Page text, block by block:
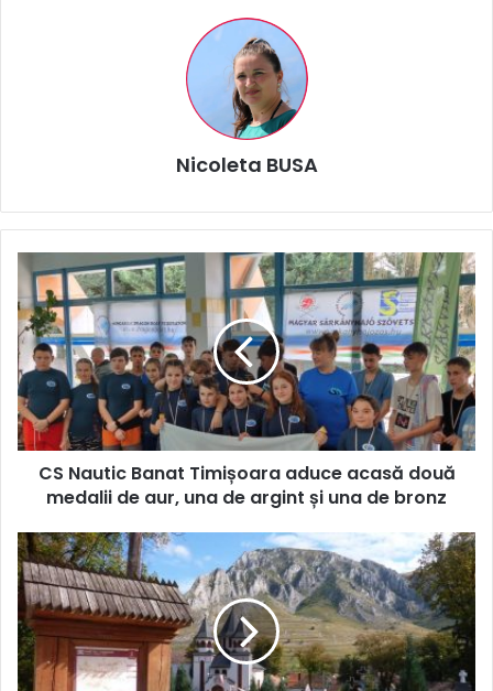
Nicoleta BUSA
CS
Nautic
Banat
Timișoara
aduce
acasă
două
medalii
de
aur,
argint
și
una
de
bronz
CS Nautic Banat Timișoara aduce acasă două
medalii de aur, una de argint și una de bronz
Clubul
Presei
de
Turism
-
FIJET
România